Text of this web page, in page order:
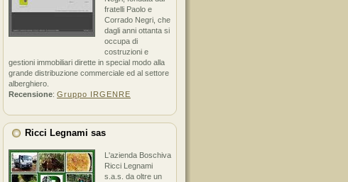
fratelli Paolo e
Corrado Negri, che
dagli anni ottanta si
occupa di
costruzioni e
gestioni immobiliari dirette in special modo alla
grande distribuzione commerciale ed al settore
alberghiero.
Recensione: Gruppo IRGENRE
Ricci Legnami sas
L'azienda Boschiva
Ricci Legnami
s.a.s. da oltre un